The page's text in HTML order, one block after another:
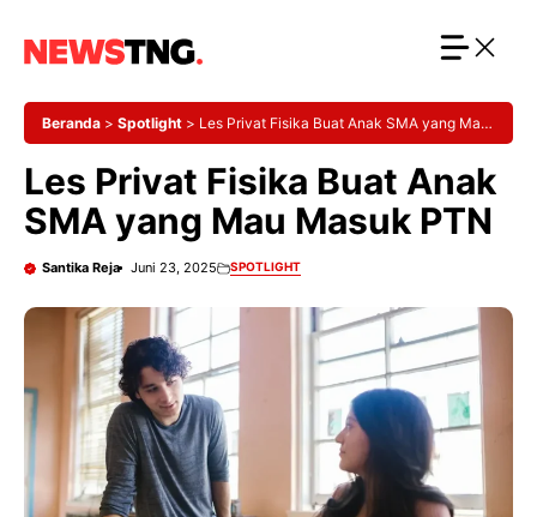
Beranda > Spotlight > Les Privat Fisika Buat Anak SMA yang Mau
Les Privat Fisika Buat Anak
SMA yang Mau Masuk PTN
Santika Reja Juni 23, 2025 SPOTLIGHT